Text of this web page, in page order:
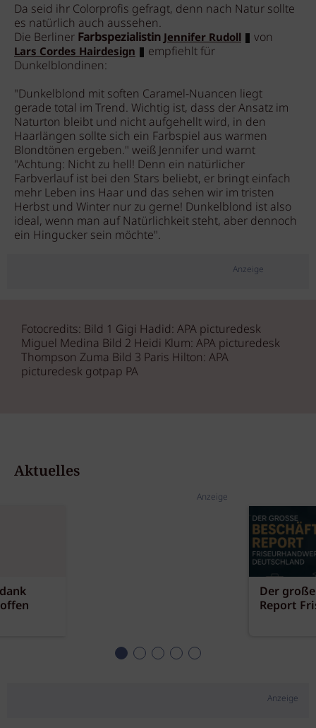
Da seid ihr Colorprofis gefragt, denn nach Natur sollte
es natürlich auch aussehen.
Die Berliner FarbspezialistinJennifer Rudoll von
Lars Cordes Hairdesign
empfiehlt für
Dunkelblondinen:
"Dunkelblond mit soften Caramel-Nuancen liegt
gerade total im Trend. Wichtig ist, dass der Ansatz im
Naturton bleibt und nicht aufgehellt wird, in den
Haarlängen sollte sich ein Farbspiel aus warmen
Blondtönen ergeben." weiß Jennifer und warnt
"Achtung: Nicht zu hell! Denn ein natürlicher
Farbverlauf ist bei den Stars beliebt, er bringt einfach
mehr Leben ins Haar und das sehen wir im tristen
Herbst und Winter nur zu gerne! Dunkelblond ist also
ideal, wenn man auf Natürlichkeit steht, aber dennoch
ein Hingucker sein möchte".
Anzeige
Fotocredits: Bild 1 Gigi Hadid: APA picturedesk
Miguel Medina Bild 2 Heidi Klum: APA picturedesk
Thompson Zuma Bild 3 Paris Hilton: APA
picturedesk gotpap PA
Aktuelles
Anzeige
Der
Report
Anzeige